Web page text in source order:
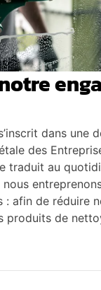
dans une
des
traduit au
: afin de réduire
produits de